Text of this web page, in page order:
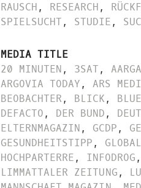
RAUSCH, RESEARCH,
SPIELSUCHT, STUDIE,
MEDIA TITLE
20 MINUTEN, 3SAT,
ARGOVIA TODAY, ARS
BEOBACHTER, BLICK,
DEFACTO, DER BUND,
ELTERNMAGAZIN, GCDP,
GESUNDHEITSTIPP,
HOCHPARTERRE, INFODROG,
LIMMATTALER ZEITUNG,